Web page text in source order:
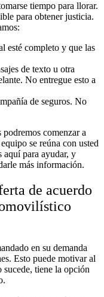
tiempo para llorar.
para obtener justicia.
esté completo y que las
de texto u otra
No entregue esto a
de seguros. No
comenzar a
se reúna con usted
aquí para ayudar, y
más información.
de acuerdo
en su demanda
Esto puede motivar al
sucede, tiene la opción